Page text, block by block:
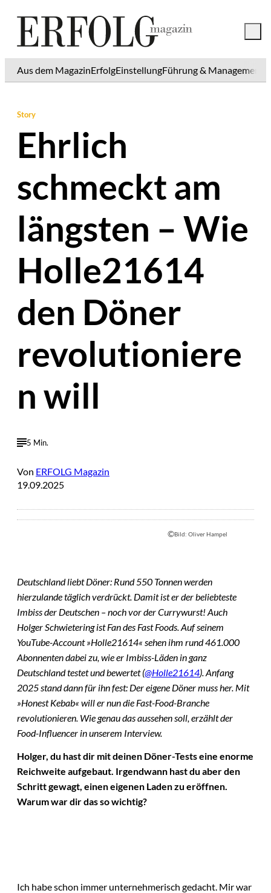
Aus dem MagazinErfolgEinstellungFührung & Management
Story
Ehrlich
schmeckt am
längsten – Wie
Holle21614
den Döner
revolutioniere
n will
5 Min.
Von ERFOLG Magazin
19.09.2025
©Bild: Oliver Hampel
Deutschland liebt Döner: Rund 550 Tonnen werden
hierzulande täglich verdrückt. Damit ist er der beliebteste
Imbiss der Deutschen – noch vor der Currywurst! Auch
Holger Schwietering ist Fan des Fast Foods. Auf seinem
YouTube-Account »Holle21614« sehen ihm rund 461.000
Abonnenten dabei zu, wie er Imbiss-Läden in ganz
Deutschland testet und bewertet (@Holle21614). Anfang
2025 stand dann für ihn fest: Der eigene Döner muss her. Mit
»Honest Kebab« will er nun die Fast-Food-Branche
revolutionieren. Wie genau das aussehen soll, erzählt der
Food-Influencer in unserem Interview.
Holger, du hast dir mit deinen Döner-Tests eine enorme
Reichweite aufgebaut. Irgendwann hast du aber den
Schritt gewagt, einen eigenen Laden zu eröffnen.
Warum war dir das so wichtig?
Ich habe schon immer unternehmerisch gedacht. Mir war